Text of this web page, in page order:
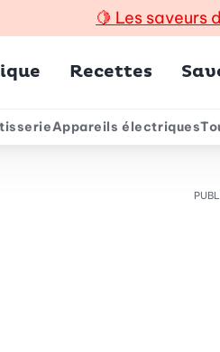
🍋 Les saveurs
Recettes
Appareils électriques